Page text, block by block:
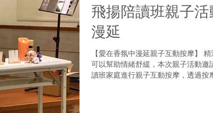
飛揚陪讀班親子
漫延
【愛在香氛中漫延親子互動按摩】
可以幫助情緒舒緩，本次親子活動
讀班家庭進行親子互動按摩，透過按